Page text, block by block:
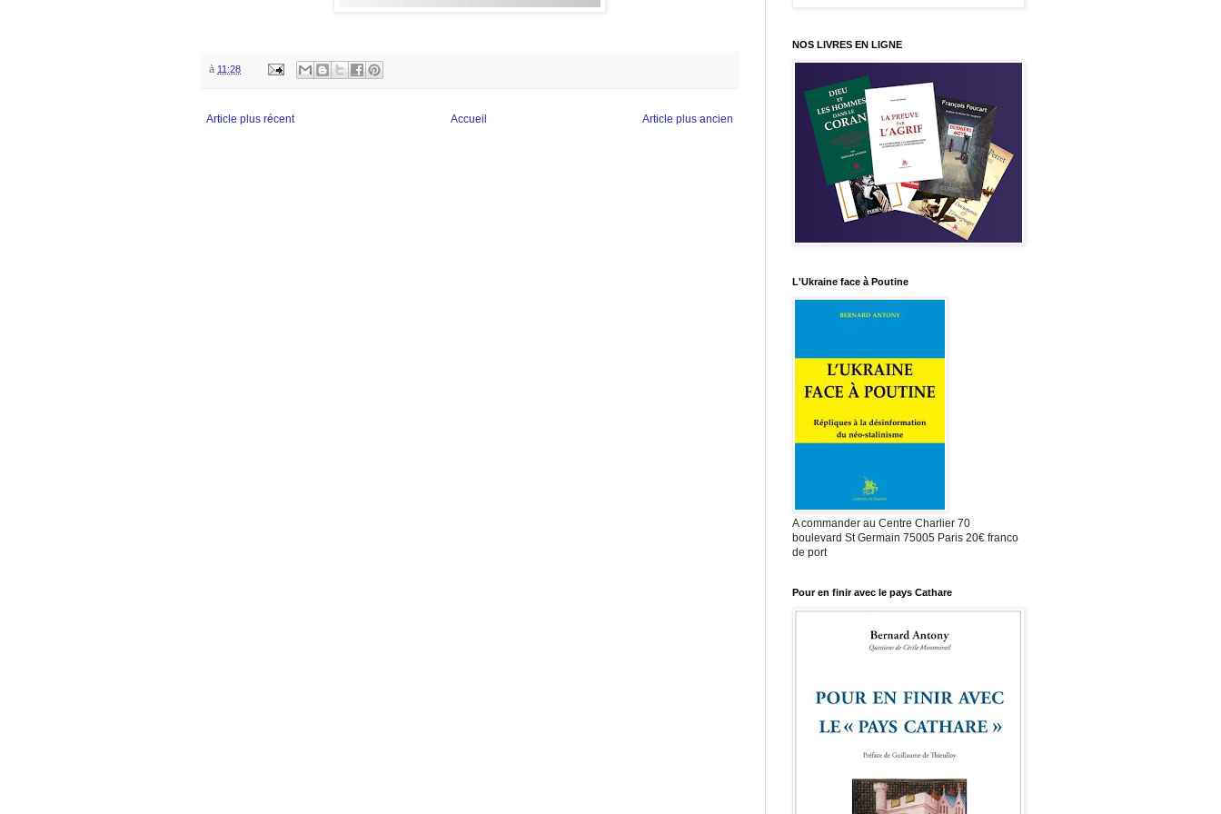
à 11:28
Article plus récent Article plus ancien
Accueil
NOS LIVRES EN LIGNE
L'Ukraine face à Poutine
A commander au Centre Charlier 70
boulevard St Germain 75005 Paris 20€ franco
de port
Pour en finir avec le pays Cathare